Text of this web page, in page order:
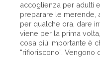
accoglienza per adulti
preparare le merende,
per qualche ora, dare
viene per la prima
cosa più importante è
“rifioriscono”.